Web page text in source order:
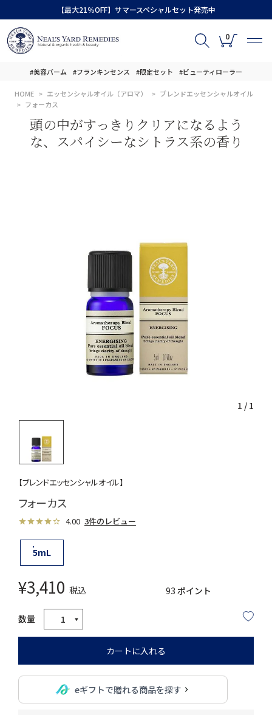
【最大21％OFF】サマースペシャルセット発売中
0
#美容バーム #フランキンセンス #限定セット #ビューティローラー
HOME エッセンシャルオイル（アロマ）
ブレンドエッセンシャルオイル
フォーカス
頭の中がすっきりクリアになるよう
な、スパイシーなシトラス系の香り
1 / 1
【ブレンドエッセンシャルオイル】
フォーカス
4.00 3件のレビュー
5mL
¥3,410 税込 93 ポイント
カートに入れる
eギフトで贈れる商品を探す